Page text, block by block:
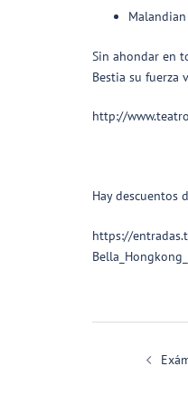
Sin ahondar en
Bestia su fuerza
http://
Hay descuentos
https://